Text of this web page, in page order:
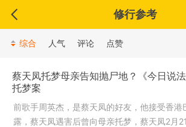
修行参考
综合 人气 评论 点赞
蔡天凤托梦母亲告知抛尸地？《今日说
托梦案
前歌手周英杰，是蔡天凤的好友，他接受香港
露，蔡天凤遇害后曾向母亲托梦，蔡天凤2月